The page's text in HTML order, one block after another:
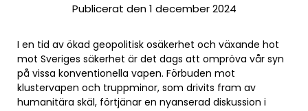
Publicerat den 1 december 2024
I en tid av ökad geopolitisk osäkerhet och växande hot
mot Sveriges säkerhet är det dags att ompröva vår syn
på vissa konventionella vapen. Förbuden mot
klustervapen och truppminor, som drivits fram av
humanitära skäl, förtjänar en nyanserad diskussion i